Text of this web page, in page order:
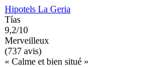
Hipotels La Geria
Tías
9,2/10
Merveilleux
(737 avis)
« Calme et bien situé »